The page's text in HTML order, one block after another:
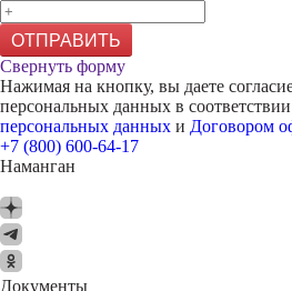
ОТПРАВИТЬ
Свернуть форму
Нажимая на кнопку, вы даете
персональных данных в
персональных данных и Договором
+7 (800) 600-64-17
Наманган
Документы